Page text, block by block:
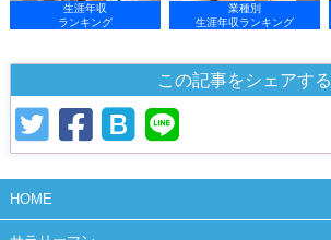
生涯年収
ランキング
業種別
生涯年収ランキング
この記事をシェアする
HOME